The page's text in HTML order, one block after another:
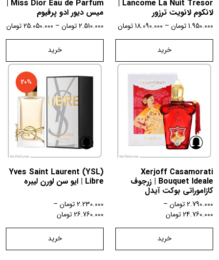
Lancome La Nuit Tresor |
لانکوم لانويت ترزور
1.950.000تومان –
18.090.000تومان
خرید
Miss Dior Eau de Parfum |
میس دیور ادو پرفیوم
2.510.000تومان –
25.050.000تومان
خرید
Xerjoff Casamorati
Bouquet Ideale | زرجوف
کازاموراتی بوکت آیدل
2.790.000تومان –
24.760.000تومان
خرید
20%
Yves Saint Laurent (YSL)
Libre | ایو سن لورن لیبره
2.230.000تومان –
26.760.000تومان
خرید